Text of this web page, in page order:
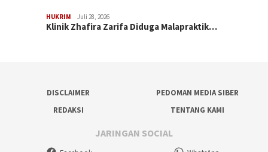
HUKRIM Juli 28, 2026
Klinik Zhafira Zarifa Diduga Malapraktik…
DISCLAIMER
PEDOMAN MEDIA SIBER
REDAKSI
TENTANG KAMI
JARINGAN SOCIAL